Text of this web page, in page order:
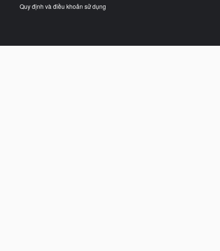
Quy định và điều khoản sử dụng